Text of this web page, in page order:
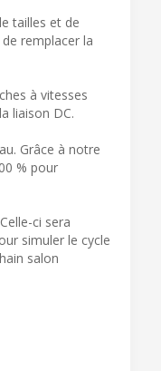
tailles et de
remplacer la
à vitesses
liaison DC.
Grâce à notre
% pour
ci sera
simuler le cycle
salon